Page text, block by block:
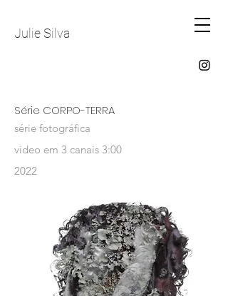
Julie Silva
Série CORPO-TERRA
série fotográfica
video em 3 canais 3:00
2022